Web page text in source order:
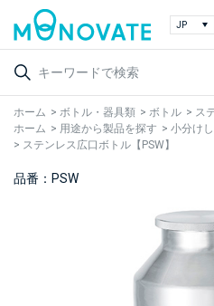
ホーム > ボトル・器具類 > ボトル > ス
ホーム > 用途から製品を探す > 小分け
> ステンレス広口ボトル【PSW】
品番：PSW